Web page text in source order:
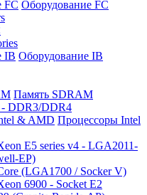
Оборудование FC
Оборудование IB
Память SDRAM
DDR3/DDR4
Процессоры Intel
E5 series v4 - LGA2011-
EP)
(LGA1700 / Socker V)
6900 - Socket E2